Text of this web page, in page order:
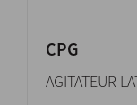
CPG
AGITATEUR